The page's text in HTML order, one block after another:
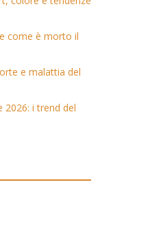
come è morto il
e malattia del
2026: i trend del